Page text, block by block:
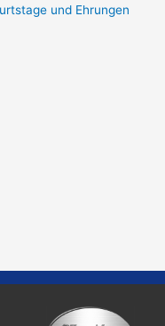
und Ehrungen